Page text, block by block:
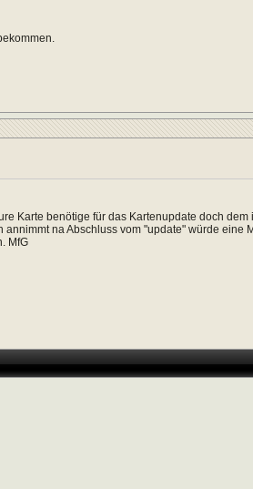
Karte benötige für das Kartenupdate doch dem
na Abschluss vom "update" würde eine
MfG